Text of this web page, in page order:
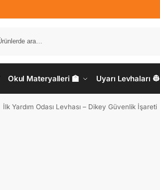
Okul Materyalleri 🏫 Uyarı Levhaları 👷
İlk Yardım Odası Levhası – Dikey Güvenlik İşareti